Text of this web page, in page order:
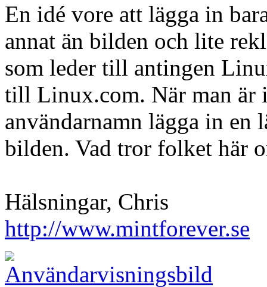
En idé vore att lägga in
annat än bilden och lite
som leder till antingen
till Linux.com. När man är
användarnamn lägga in en
bilden. Vad tror folket här
Hälsningar, Chris
http://www.mintforever.se